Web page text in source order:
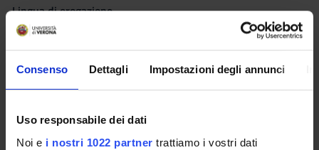
Consenso Dettagli Impostazioni degli annunci
Uso responsabile dei dati
Noi e i nostri 1022 partner trattiamo i vostri dati
Lingua di erogazione
Italiano
NN - -
Corsi elettivi 2° semestre dal 22 feb 2016 al 27 mag 2016.